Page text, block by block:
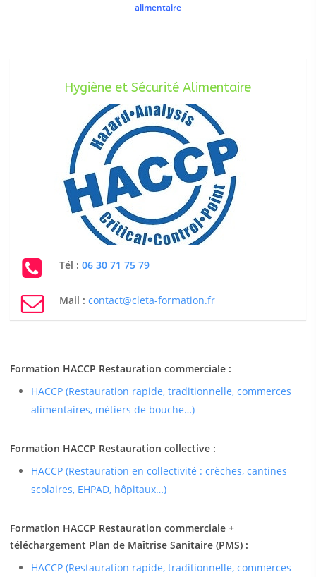
alimentaire
Hygiène et Sécurité Alimentaire
Tél : 06 30 71 75 79
Mail : contact@cleta-formation.fr
Formation HACCP Restauration commerciale :
HACCP (Restauration rapide, traditionnelle, commerces
alimentaires, métiers de bouche…)
Formation HACCP Restauration collective :
HACCP (Restauration en collectivité : crèches, cantines
scolaires, EHPAD, hôpitaux…)
Formation HACCP Restauration commerciale +
téléchargement Plan de Maîtrise Sanitaire (PMS) :
HACCP (Restauration rapide, traditionnelle, commerces